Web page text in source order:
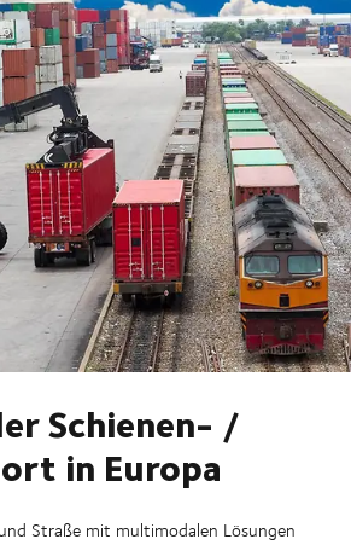
Schienen- /
in Europa
Straße mit multimodalen Lösungen